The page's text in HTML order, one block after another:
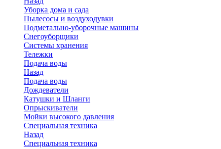
Уборка дома и сада
Пылесосы и воздуходувки
Подметально-уборочные машины
Снегоуборщики
Системы хранения
Тележки
Подача воды
Назад
Подача воды
Дождеватели
Катушки и Шланги
Опрыскиватели
Мойки высокого давления
Специальная техника
Назад
Специальная техника